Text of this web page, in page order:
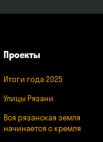
Проекты
Итоги года 2025
Улицы Рязани
Вся рязанская земля
начинается с кремля